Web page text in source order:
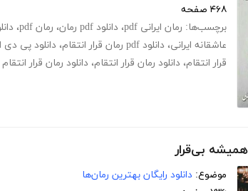
۴۶۸ صفحه
برچسب‌ها: رمان ایرانی pdf ، دانلود pdf رمان ، رمان pdf ،
عاشقانه ایرانی، دانلود pdf رمان قرار انتقام ، دانلود پی دی
قرار انتقام، دانلود رمان قرار انتقام، دانلود رمان قرار
بی‌قرار
موضوع: دانلود رایگان بهترین رمان‌ها